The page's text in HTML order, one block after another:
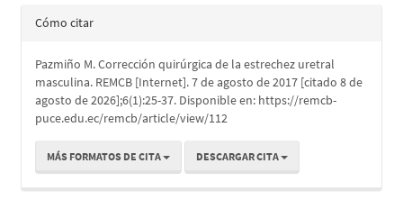
Detalles
artículo
Cómo citar
Pazmiño M. Corrección quirúrgica de la estrechez uretral
masculina. REMCB [Internet]. 7 de agosto de 2017 [citado 8 de
agosto de 2026];6(1):25-37. Disponible en: https://remcb-
puce.edu.ec/remcb/article/view/112
MÁS FORMATOS DE CITA DESCARGAR CITA